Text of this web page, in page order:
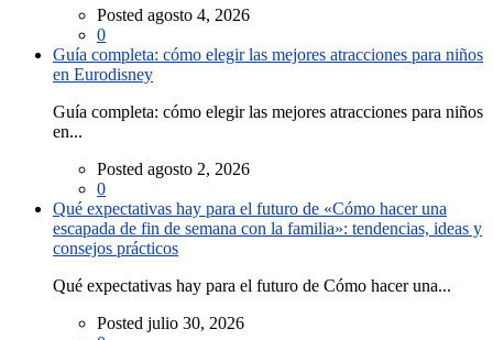
Posted agosto 4, 2026
0
Guía completa: cómo elegir las mejores atracciones para niños
en Eurodisney
Guía completa: cómo elegir las mejores atracciones para niños
en...
Posted agosto 2, 2026
0
Qué expectativas hay para el futuro de «Cómo hacer una
escapada de fin de semana con la familia»: tendencias, ideas y
consejos prácticos
Qué expectativas hay para el futuro de Cómo hacer una...
Posted julio 30, 2026